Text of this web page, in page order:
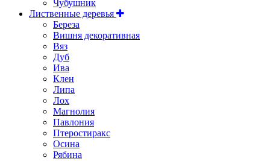
Чубушник
Лиственные деревья
Береза
Вишня декоративная
Вяз
Дуб
Ива
Клен
Липа
Лох
Магнолия
Павлония
Птеростиракс
Осина
Рябина